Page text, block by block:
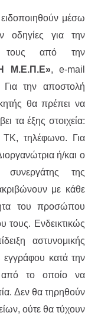
μέσω
οδηγίες για την
από την
Μ.Ε.Π.Ε», e-mail
την αποστολή
θα πρέπει να
τα έξης στοιχεία:
τηλέφωνο. Για
ή/και ο
συνεργάτης της
με κάθε
του προσώπου
Ενδεικτικώς
αστυνομικής
εγγράφου κατά την
από το οποίο να
Δεν θα τηρηθούν
ούτε θα τύχουν